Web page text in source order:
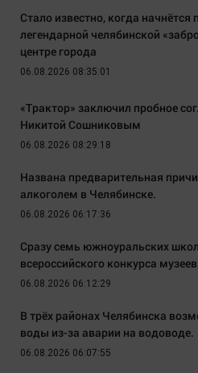
Стало известно, когда начнётся
легендарной челябинской
центре города
06.08.2026 08:35:01
«Трактор» заключил пробное
Никитой Сошниковым
06.08.2026 08:29:18
Названа предварительная
алкоголем в Челябинске.
06.08.2026 06:17:36
Сразу семь южноуральских
всероссийского конкурса
06.08.2026 06:12:29
В трёх районах Челябинска
воды из-за аварии на водоводе.
06.08.2026 06:07:55